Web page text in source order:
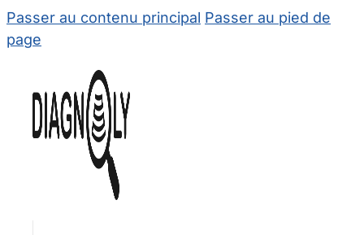
Passer au contenu principal Passer au pied de
page